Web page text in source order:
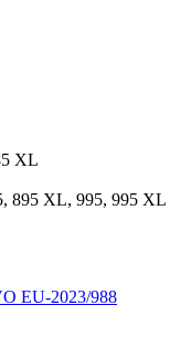
XL
895 XL, 995, 995 XL
EU-2023/988